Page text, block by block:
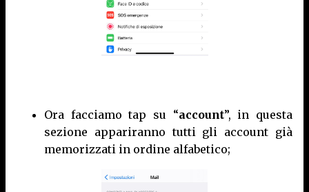
Ora facciamo tap su “account”, in questa
sezione appariranno tutti gli account già
memorizzati in ordine alfabetico;